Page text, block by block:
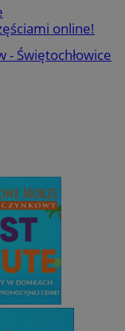
online!
Świętochłowice